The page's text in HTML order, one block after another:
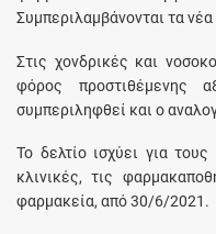
Συμπεριλαμβάνονται τα
Στις χονδρικές και
φόρος προστιθέμενης
συμπεριληφθεί και ο
Το δελτίο ισχύει για
κλινικές, τις
φαρμακεία, από 30/6/2021.